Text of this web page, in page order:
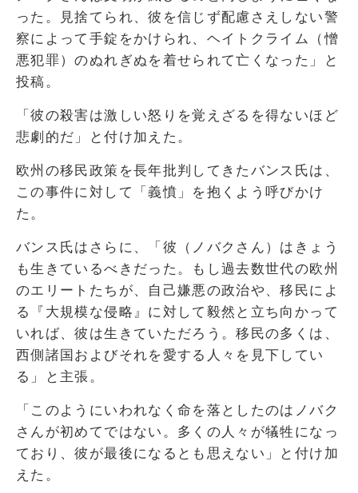
った。見捨てられ、彼を信じず配慮さえしない警
察によって手錠をかけられ、ヘイトクライム（憎
悪犯罪）のぬれぎぬを着せられて亡くなった」と
投稿。
「彼の殺害は激しい怒りを覚えざるを得ないほど
悲劇的だ」と付け加えた。
欧州の移民政策を長年批判してきたバンス氏は、
この事件に対して「義憤」を抱くよう呼びかけ
た。
バンス氏はさらに、「彼（ノバクさん）はきょう
も生きているべきだった。もし過去数世代の欧州
のエリートたちが、自己嫌悪の政治や、移民によ
る『大規模な侵略』に対して毅然と立ち向かって
いれば、彼は生きていただろう。移民の多くは、
西側諸国およびそれを愛する人々を見下してい
る」と主張。
「このようにいわれなく命を落としたのはノバク
さんが初めてではない。多くの人々が犠牲になっ
ており、彼が最後になるとも思えない」と付け加
えた。